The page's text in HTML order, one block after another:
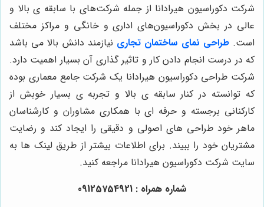
شرکت دکوراسیون هیرادانا از جمله شرکت‌های با سابقه ی بالا و
عالی در بخش دکوراسیون‌های اداری و خانگی و مراکز مختلف
است.طراحی نمای ساختمان تجاری نیازمند دانش بالا می باشد
که در درست انجام دادن کار و تاثیر گذاری آن بسیار اهمیت دارد.
شرکت طراحی دکوراسیون هیرادانا یک شرکت جامع معماری بوده
که توانسته در کنار سابقه ی بالا و تجربه ی بسیار خوبش از
کارکنانی برجسته و حرفه ای با همکاری مشاوران و کارشناسان
ماهر خود طراحی های اصولی و دقیقی را ایجاد کند و رضایت
مشتریان خود را ببیند. برای اطلاعات بیشتر از طریق لینک ها به
سایت شرکت دکوراسیون هیرادانا مراجعه کنید.
شماره همراه : 09125754921